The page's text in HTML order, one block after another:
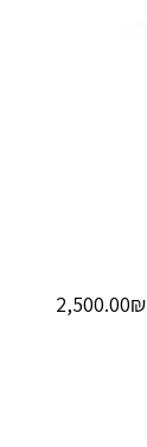
‏2,500.00 ‏₪